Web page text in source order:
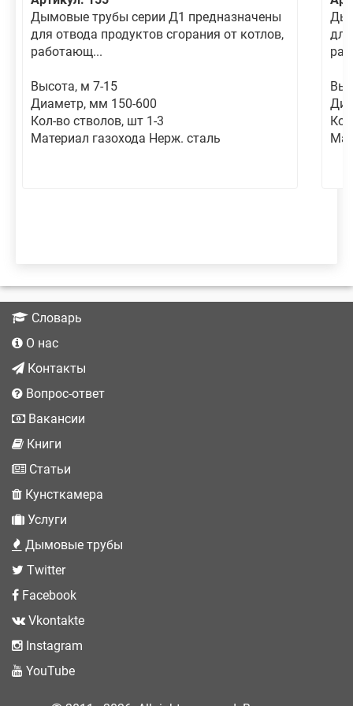
Дымовые трубы серии Д1 предназначены
для отвода продуктов сгорания от котлов,
работающ...
Высота, м 7-15
Диаметр, мм 150-600
Кол-во стволов, шт 1-3
Материал газохода Нерж. сталь
Словарь
О нас
Контакты
Вопрос-ответ
Вакансии
Книги
Статьи
Кунсткамера
Услуги
Дымовые трубы
Twitter
Facebook
Vkontakte
Instagram
YouTube